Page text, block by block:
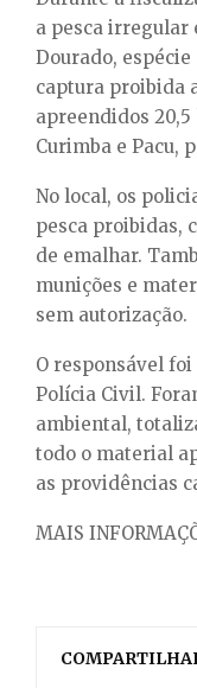
a pesca irregular
Dourado,
captura proibida
apreendidos
Curimba e Pacu,
No local, os
pesca proibidas,
de emalhar.
munições e
sem autorização.
O responsável
Polícia Civil.
ambiental,
todo o material
as providências
MAIS